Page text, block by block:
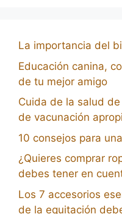
La importancia del
Educación canina,
de tu mejor amigo
Cuida de la salud
de vacunación
10 consejos para
¿Quieres comprar
debes tener en
Los 7 accesorios
de la equitación